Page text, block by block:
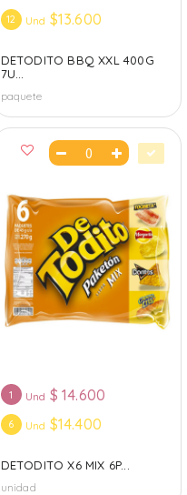
12 Und $13.600
DETODITO BBQ XXL 400G
7U...
paquete
1 Und $ 14.600
6 Und $14.400
DETODITO X6 MIX 6P...
unidad